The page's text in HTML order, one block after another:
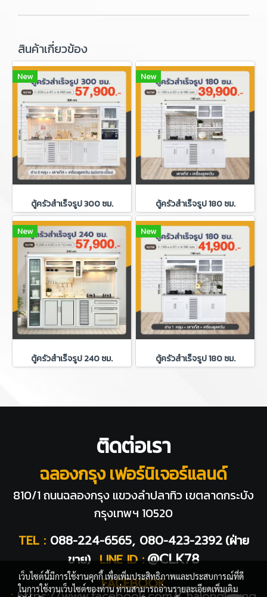
สินค้าเกี่ยวข้อง
New
ตู้ครัวสำเร็จรูป 300 ซม.
New
ตู้ครัวสำเร็จรูป 180 ซม.
New
ตู้ครัวสำเร็จรูป 240 ซม.
New
ตู้ครัวสำเร็จรูป 180 ซม.
ติดต่อเรา
ฉลองกรุง เฟอร์นิเจอร์แลนด์
810/1 ถนนฉลองกรุง แขวงลำปลาทิว เขตลาดกระบัง
กรุงเทพฯ 10520
TEL : 088-224-6565, 080-423-2392 (ฝ่าย
ขาย) LINE ID : @CLK78
FACEBOOK
เว็บไซต์นี้มีการใช้งานคุกกี้ เพื่อเพิ่มประสิทธิภาพและประสบการณ์ที่ดี
ในการใช้งานเว็บไซต์ของท่าน ท่านสามารถอ่านรายละเอียดเพิ่มเติม